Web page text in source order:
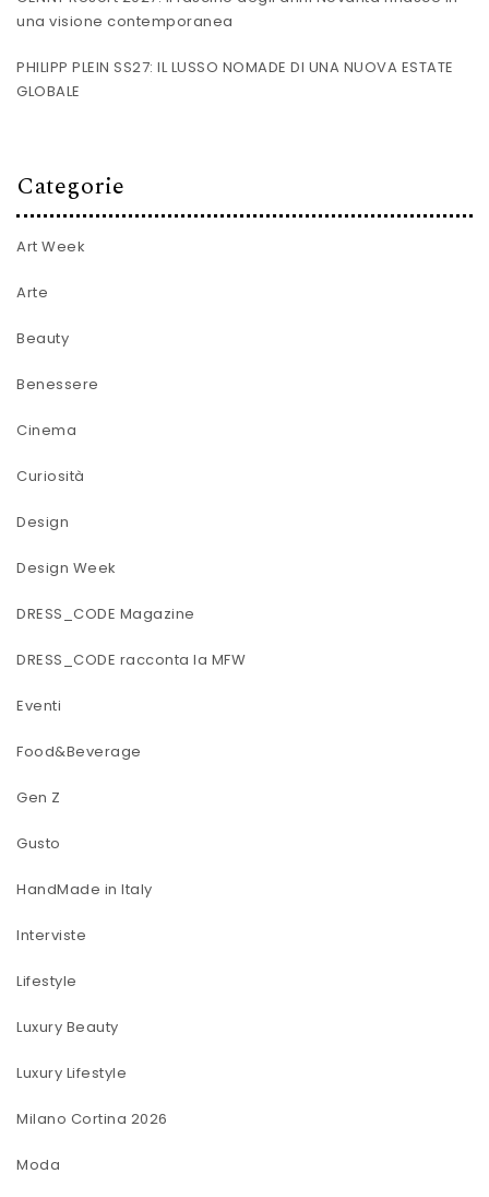
una visione contemporanea
PHILIPP PLEIN SS27: IL LUSSO NOMADE DI UNA NUOVA ESTATE
GLOBALE
Categorie
Art Week
Arte
Beauty
Benessere
Cinema
Curiosità
Design
Design Week
DRESS_CODE Magazine
DRESS_CODE racconta la MFW
Eventi
Food&Beverage
Gen Z
Gusto
HandMade in Italy
Interviste
Lifestyle
Luxury Beauty
Luxury Lifestyle
Milano Cortina 2026
Moda